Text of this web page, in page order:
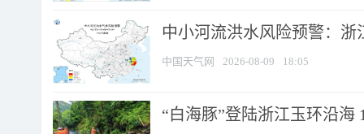
中小河流洪水风险预警：
中国天气网 2026-08-09 18:05
“白海豚”登陆浙江玉环沿海